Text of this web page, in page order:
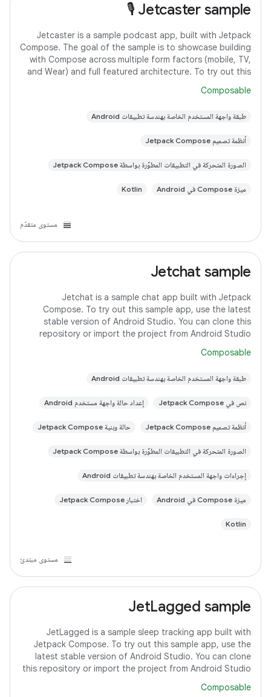
Jetcaster sample 🎙️
Jetcaster is a sample podcast app, built with Jetpack
Compose. The goal of the sample is to showcase building
with Compose across multiple form factors (mobile, TV,
and Wear) and full featured architecture. To try out this
Composable
طبقة واجهة المستخدم الخاصة بهندسة تطبيقات Android
أنظمة تصميم Jetpack Compose
الصورة المتحركة في التطبيقات المطوَّرة بواسطة Jetpack Compose
ميزة Compose في Android Kotlin
مستوى متقدّم
Jetchat sample
Jetchat is a sample chat app built with Jetpack
Compose. To try out this sample app, use the latest
stable version of Android Studio. You can clone this
repository or import the project from Android Studio
Composable
طبقة واجهة المستخدم الخاصة بهندسة تطبيقات Android
نص في Jetpack Compose إعداد حالة واجهة مستخدم Android
أنظمة تصميم Jetpack Compose حالة وبنية Jetpack Compose
الصورة المتحركة في التطبيقات المطوَّرة بواسطة Jetpack Compose
إجراءات واجهة المستخدم الخاصة بهندسة تطبيقات Android
ميزة Compose في Android اختبار Jetpack Compose
Kotlin
مستوى مبتدئ
JetLagged sample
JetLagged is a sample sleep tracking app built with
Jetpack Compose. To try out this sample app, use the
latest stable version of Android Studio. You can clone
this repository or import the project from Android Studio
Composable